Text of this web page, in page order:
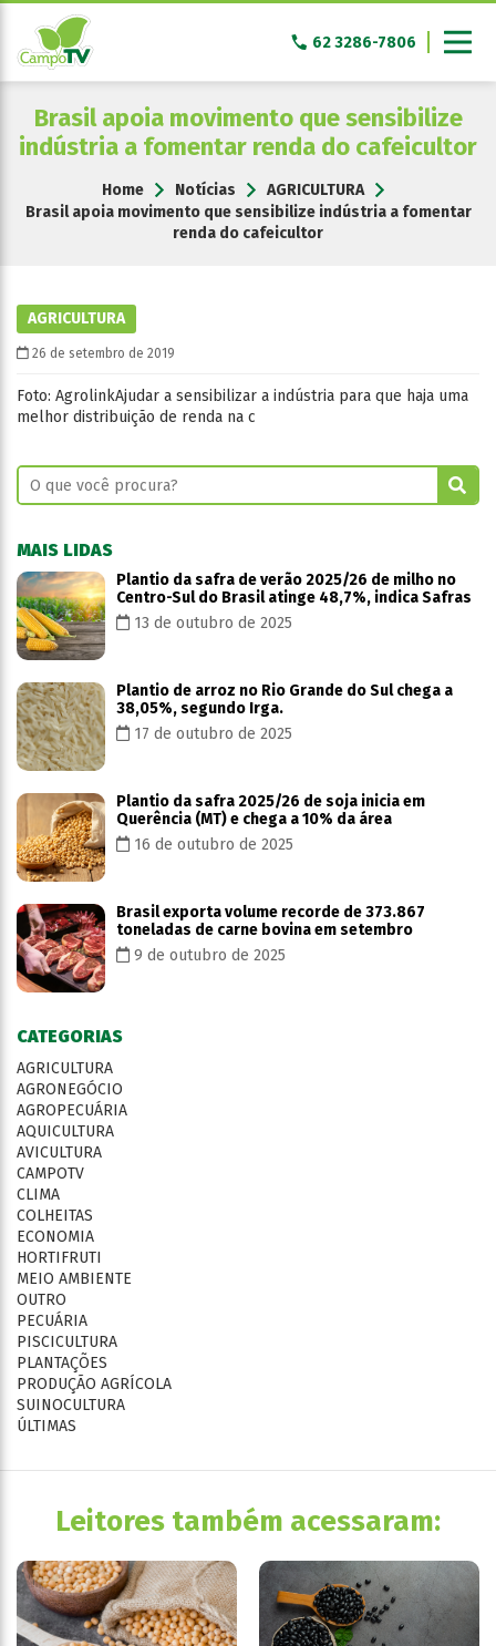
Pular
conteúdo
62 3286-7806
Brasil apoia movimento que sensibilize
indústria a fomentar renda do cafeicultor
Home Notícias
AGRICULTURA
Brasil apoia movimento que sensibilize indústria a fomentar
renda do cafeicultor
AGRICULTURA
26 de setembro de 2019
Foto: AgrolinkAjudar a sensibilizar a indústria para que haja uma
melhor distribuição de renda na c
MAIS LIDAS
Plantio da safra de verão 2025/26 de milho no
Centro-Sul do Brasil atinge 48,7%, indica Safras
13 de outubro de 2025
Plantio de arroz no Rio Grande do Sul chega a
38,05%, segundo Irga.
17 de outubro de 2025
Plantio da safra 2025/26 de soja inicia em
Querência (MT) e chega a 10% da área
16 de outubro de 2025
Brasil exporta volume recorde de 373.867
toneladas de carne bovina em setembro
9 de outubro de 2025
CATEGORIAS
AGRICULTURA
AGRONEGÓCIO
AGROPECUÁRIA
AQUICULTURA
AVICULTURA
CAMPOTV
CLIMA
COLHEITAS
ECONOMIA
HORTIFRUTI
MEIO AMBIENTE
OUTRO
PECUÁRIA
PISCICULTURA
PLANTAÇÕES
PRODUÇÃO AGRÍCOLA
SUINOCULTURA
ÚLTIMAS
Leitores também acessaram: